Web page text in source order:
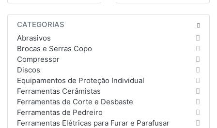
CATEGORIAS
Abrasivos
Brocas e Serras Copo
Compressor
Discos
Equipamentos de Proteção Individual
Ferramentas Cerâmistas
Ferramentas de Corte e Desbaste
Ferramentas de Pedreiro
Ferramentas Elétricas para Furar e Parafusar